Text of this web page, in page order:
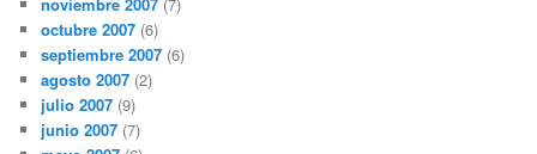
octubre 2007 (6)
septiembre 2007 (6)
agosto 2007 (2)
julio 2007 (9)
junio 2007 (7)